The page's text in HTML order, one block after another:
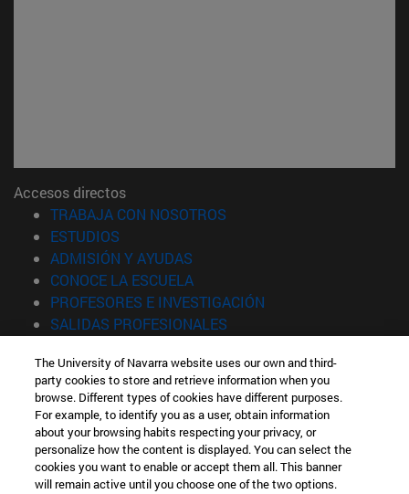
Accesos directos
TRABAJA CON NOSOTROS
ESTUDIOS
ADMISIÓN Y AYUDAS
CONOCE LA ESCUELA(abre en nueva ventana)
PROFESORES E INVESTIGACIÓN
SALIDAS PROFESIONALES
Información
TFNO +34 943 21 98 77
¿QUÉ GRADO TE INTERESA?
¿QUÉ MÁSTER TE INTERESA?
© Universidad de Navarra
The University of Navarra website uses our own and third-
party cookies to store and retrieve information when you
browse. Different types of cookies have different purposes.
For example, to identify you as a user, obtain information
about your browsing habits respecting your privacy, or
personalize how the content is displayed. You can select the
cookies you want to enable or accept them all. This banner
will remain active until you choose one of the two options.